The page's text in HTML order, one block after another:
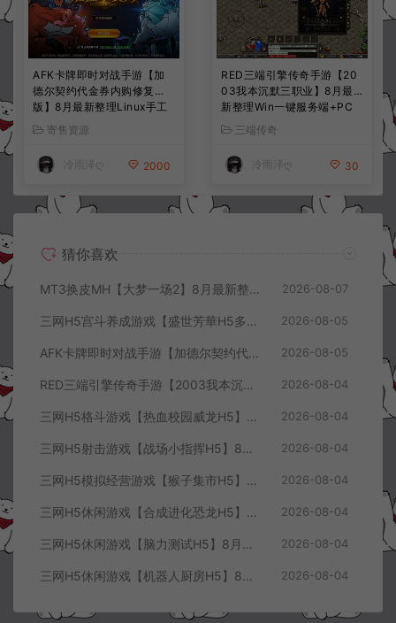
AFK卡牌即时对战手游【加
德尔契约代金券内购修复
版】8月最新整理Linux手工
服务端+前后端全套源码+CD
K授权后台+安卓苹果双端
+详细搭建教程+视频教程
寄售资源
冷雨泽ღ 2000
RED三端引擎传奇手游【20
03我本沉默三职业】8月最
新整理Win一键服务端+PC
安卓+详细搭建教程
三端传奇
冷雨泽ღ 30
猜你喜欢
MT3换皮MH【大梦一场2】8月最新整理Linux手工服务端+源码+管理后台+安卓苹果双端+详细搭建教程+视频教程 2026-08-07
三网H5宫斗养成游戏【盛世芳華H5多区跨服代金券内购优化版】8月最新整理Linux手工服务端+CDK授权后台+全资源安卓+详细搭建教程+视频教程 2026-08-05
AFK卡牌即时对战手游【加德尔契约代金券内购修复版】8月最新整理Linux手工服务端+前后端全套源码+CDK授权后台+安卓苹果双端+详细搭建教程+视频教程 2026-08-05
RED三端引擎传奇手游【2003我本沉默三职业】8月最新整理Win一键服务端+PC安卓+详细搭建教程 2026-08-04
三网H5格斗游戏【热血校园威龙H5】8月最新整理Linux手工服务端+Win一键服务端+解压即玩+简易安卓客户端+详细搭建教程 2026-08-04
三网H5射击游戏【战场小指挥H5】8月最新整理Linux手工服务端+Win一键服务端+解压即玩+简易安卓客户端+详细搭建教程 2026-08-04
三网H5模拟经营游戏【猴子集市H5】8月最新整理Linux手工服务端+Win一键服务端+解压即玩+简易安卓客户端+详细搭建教程 2026-08-04
三网H5休闲游戏【合成进化恐龙H5】8月最新整理Linux手工服务端+Win一键服务端+解压即玩+简易安卓客户端+详细搭建教程 2026-08-04
三网H5休闲游戏【脑力测试H5】8月最新整理Linux手工服务端+Win一键服务端+解压即玩+简易安卓客户端+详细搭建教程 2026-08-04
三网H5休闲游戏【机器人厨房H5】8月最新整理Linux手工服务端+Win一键服务端+解压即玩+简易安卓客户端+详细搭建教程 2026-08-04